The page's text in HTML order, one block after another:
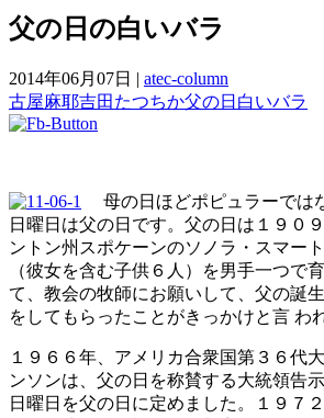
父の日の白いバラ
2014年06月07日 | atec-column
古屋麻耶吉田たつちか父の日 白いバラ
母の日ほどポピュラーでは
日曜日は父の日です。父の日は１９０
ントン州スポケーンのソノラ・スマー
（彼女を含む子供６人）を男手一つで
て、教会の牧師にお願いして、父の誕
をしてもらったことがきっかけと言 わ
１９６６年、アメリカ合衆国第３６代
ンソンは、父の日を称賛する大統領告
日曜日を父の日に定めました。１９７